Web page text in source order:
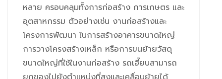
หลาย ครอบคลุมทั้งการก่อสร้าง การเกษตร และ
อุตสาหกรรม ตัวอย่างเช่น งานก่อสร้างและ
โครงการพัฒนา ในการสร้างอาคารขนาดใหญ่
การวางโครงสร้างเหล็ก หรือการขนย้ายวัสดุ
ขนาดใหญ่ที่ใช้ในงานก่อสร้าง รถเฮี๊ยบสามารถ